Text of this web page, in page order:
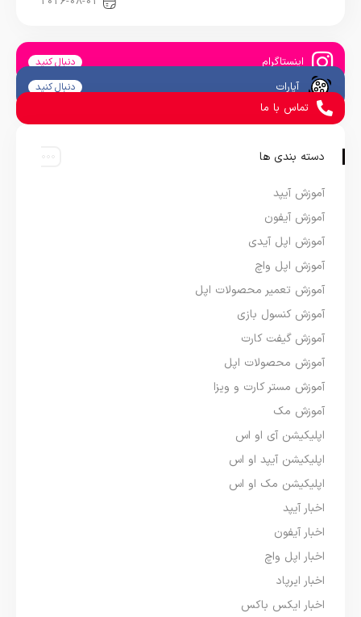
اینستاگرام دنبال کنید
آپارات دنبال کنید
تماس با ما
دسته بندی ها
آموزش آیپد
آموزش آیفون
آموزش اپل آیدی
آموزش اپل واچ
آموزش تعمیر محصولات اپل
آموزش کنسول بازی
آموزش گیفت کارت
آموزش محصولات اپل
آموزش مستر کارت و ویزا
آموزش مک
اپلیکیشن آی او اس
اپلیکیشن آیپد او اس
اپلیکیشن مک او اس
اخبار آیپد
اخبار آیفون
اخبار اپل واچ
اخبار ایرپاد
اخبار ایکس باکس